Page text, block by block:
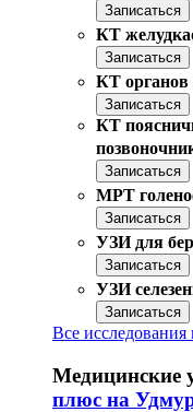
Записаться
КТ желудка
Записаться
КТ органов
Записаться
КТ
Записаться
МРТ
Записаться
УЗИ для
Записаться
УЗИ
Записаться
Все
Медицинские
плюс на